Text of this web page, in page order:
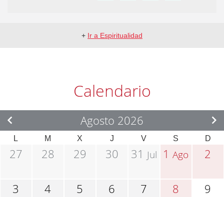
+ Ir a Espiritualidad
Calendario
Agosto 2026
L M X J V S D
27 28 29 30 31 Jul 1Ago 2
3 4 5 6 7 8 9